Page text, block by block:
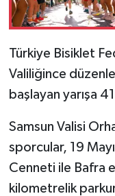
Türkiye Bisiklet
Valiliğince
başlayan yarışa
Samsun Valisi
sporcular, 19
Cenneti ile Bafra
kilometrelik